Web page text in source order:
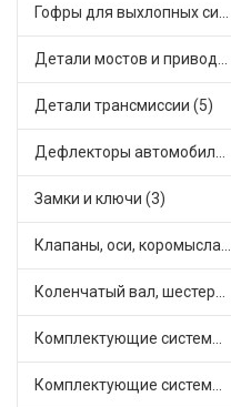
Гофры для выхлопных систем (5)
Детали мостов и привода трансмиссии (3)
Детали трансмиссии (5)
Дефлекторы автомобильные (1)
Замки и ключи (3)
Клапаны, оси, коромысла (6)
Коленчатый вал, шестерни коленчатого вала (1)
Комплектующие системы выпуска отработавших газов (3)
Комплектующие системы питания (5)